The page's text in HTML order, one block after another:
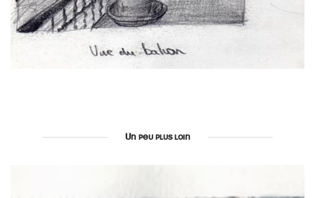
Un peu plus loin